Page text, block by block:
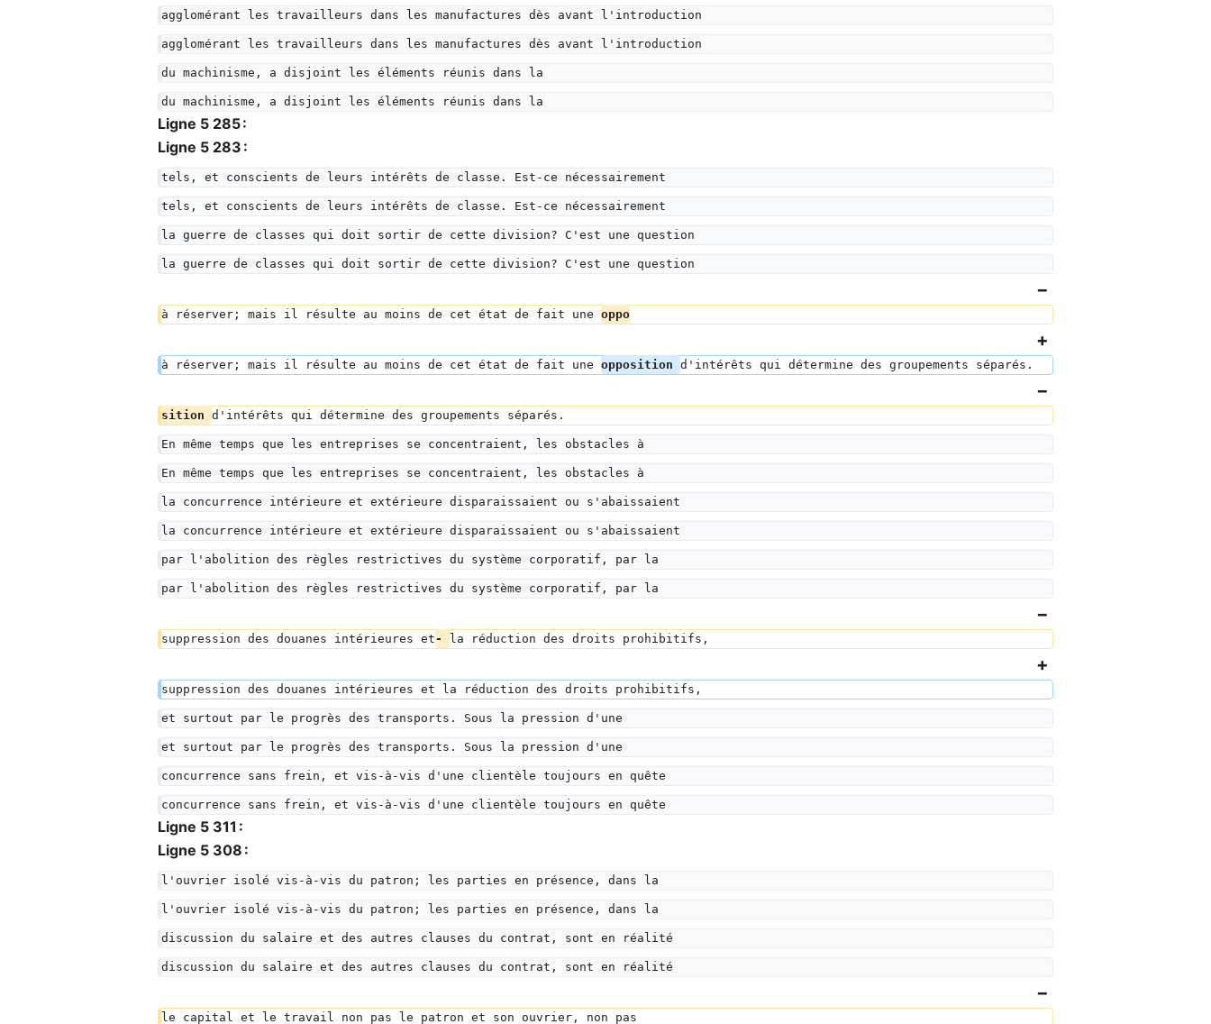
agglomérant les travailleurs dans les manufactures dès avant l'introduction
agglomérant les travailleurs dans les manufactures dès avant l'introduction
du machinisme, a disjoint les éléments réunis dans la
du machinisme, a disjoint les éléments réunis dans la
Ligne 5 285 :
Ligne 5 283 :
tels, et conscients de leurs intérêts de classe. Est-ce nécessairement
tels, et conscients de leurs intérêts de classe. Est-ce nécessairement
la guerre de classes qui doit sortir de cette division? C'est une question
la guerre de classes qui doit sortir de cette division? C'est une question
à réserver; mais il résulte au moins de cet état de fait une oppo
à réserver; mais il résulte au moins de cet état de fait une opposition d'intérêts qui détermine des groupements séparés.
sition d'intérêts qui détermine des groupements séparés.
En même temps que les entreprises se concentraient, les obstacles à
En même temps que les entreprises se concentraient, les obstacles à
la concurrence intérieure et extérieure disparaissaient ou s'abaissaient
la concurrence intérieure et extérieure disparaissaient ou s'abaissaient
par l'abolition des règles restrictives du système corporatif, par la
par l'abolition des règles restrictives du système corporatif, par la
suppression des douanes intérieures et - la réduction des droits prohibitifs,
suppression des douanes intérieures et la réduction des droits prohibitifs,
et surtout par le progrès des transports. Sous la pression d'une
et surtout par le progrès des transports. Sous la pression d'une
concurrence sans frein, et vis-à-vis d'une clientèle toujours en quête
concurrence sans frein, et vis-à-vis d'une clientèle toujours en quête
Ligne 5 311 :
Ligne 5 308 :
l'ouvrier isolé vis-à-vis du patron; les parties en présence, dans la
l'ouvrier isolé vis-à-vis du patron; les parties en présence, dans la
discussion du salaire et des autres clauses du contrat, sont en réalité
discussion du salaire et des autres clauses du contrat, sont en réalité
le capital et le travail non pas le patron et son ouvrier, non pas